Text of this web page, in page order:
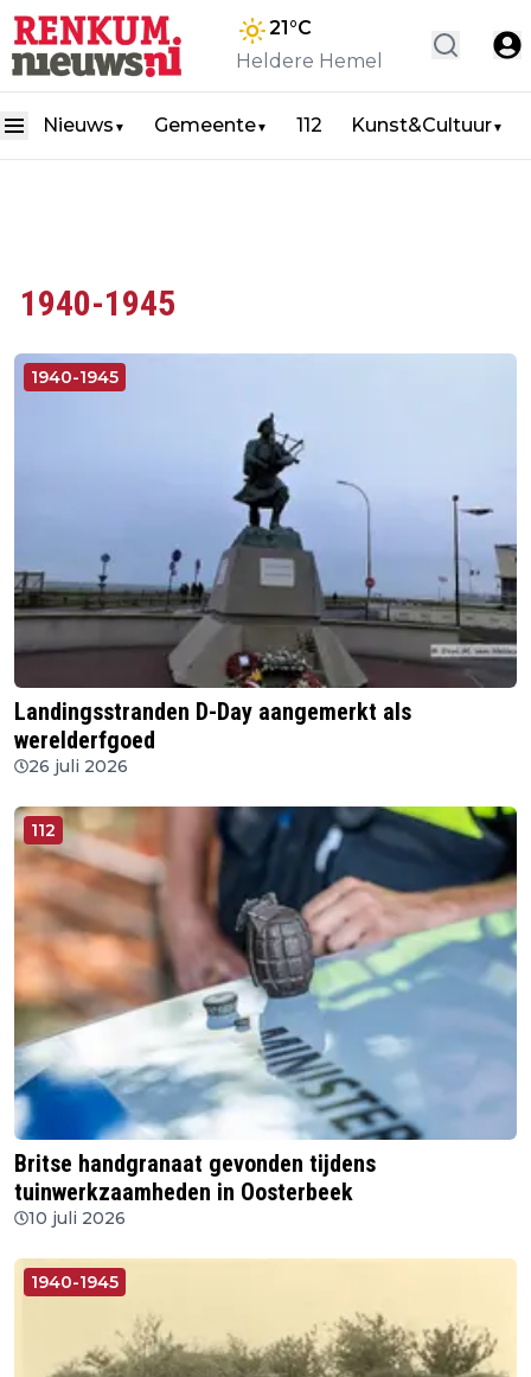
21 °C
Heldere Hemel
Nieuws ▼ Gemeente▼ 112 Kunst&Cultuur▼
1940-1945
1940-1945
Landingsstranden D-Day aangemerkt als
werelderfgoed
26 juli 2026
112
Britse handgranaat gevonden tijdens
tuinwerkzaamheden in Oosterbeek
10 juli 2026
1940-1945